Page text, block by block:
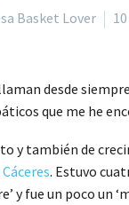
Basket Lover
desde
que me he
y también de
. Estuvo
y fue un poco un